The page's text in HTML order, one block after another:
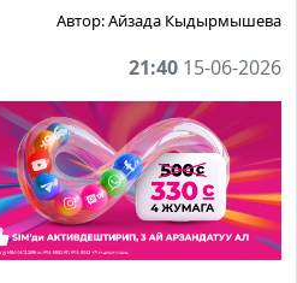
Автор:Айзада Кыдырмышева
21:40 15-06-2026